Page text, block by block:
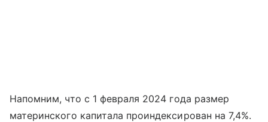
Напомним, что с 1 февраля 2024 года размер
материнского капитала проиндексирован на 7,4%.